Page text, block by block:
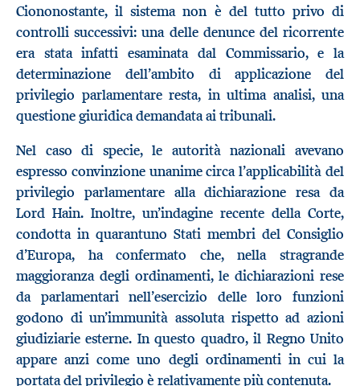
Ciononostante, il sistema non è del tutto privo di
controlli successivi: una delle denunce del ricorrente
era stata infatti esaminata dal Commissario, e la
determinazione dell’ambito di applicazione del
privilegio parlamentare resta, in ultima analisi, una
questione giuridica demandata ai tribunali.
Nel caso di specie, le autorità nazionali avevano
espresso convinzione unanime circa l’applicabilità del
privilegio parlamentare alla dichiarazione resa da
Lord Hain. Inoltre, un’indagine recente della Corte,
condotta in quarantuno Stati membri del Consiglio
d’Europa, ha confermato che, nella stragrande
maggioranza degli ordinamenti, le dichiarazioni rese
da parlamentari nell’esercizio delle loro funzioni
godono di un’immunità assoluta rispetto ad azioni
giudiziarie esterne. In questo quadro, il Regno Unito
appare anzi come uno degli ordinamenti in cui la
portata del privilegio è relativamente più contenuta.